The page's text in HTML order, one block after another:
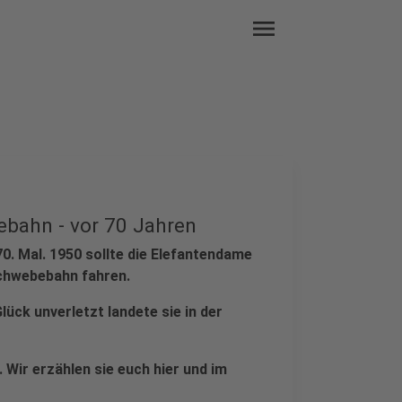
menu
- vor 70 Jahren
Mal. 1950 sollte die Elefantendame
fahren.
unverletzt landete sie in der
erzählen sie euch hier und im